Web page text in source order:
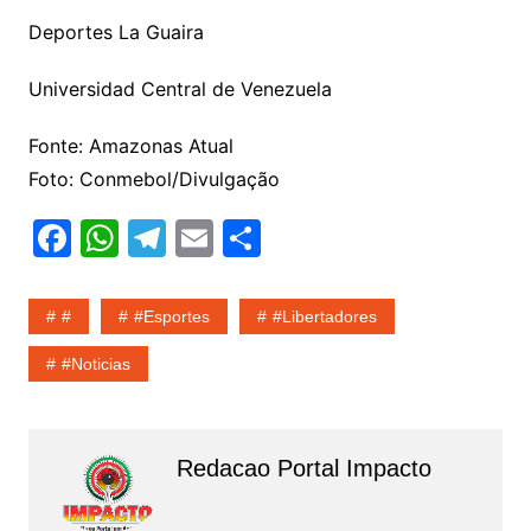
Deportes La Guaira
Universidad Central de Venezuela
Fonte: Amazonas Atual
Foto: Conmebol/Divulgação
F
c
e
b
o
k
W
at
s
A
p
T
e
E
ai
S
ar
# #esportes #Libertadores
#noticias
Redacao Portal Impacto